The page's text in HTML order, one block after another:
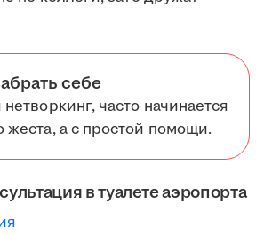
себе
часто начинается
жеста, а с простой помощи.
в туалете аэропорта